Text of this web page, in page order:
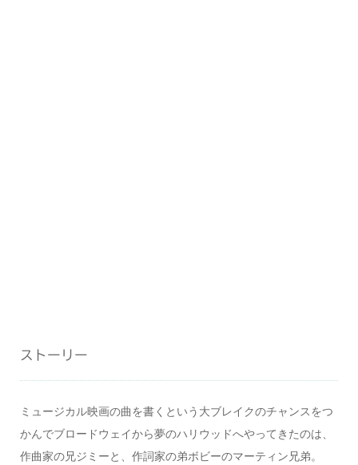
ストーリー
ミュージカル映画の曲を書くという大ブレイクのチャンスをつ
かんでブロードウェイから夢のハリウッドへやってきたのは、
作曲家の兄ジミーと、作詞家の弟ボビーのマーティン兄弟。